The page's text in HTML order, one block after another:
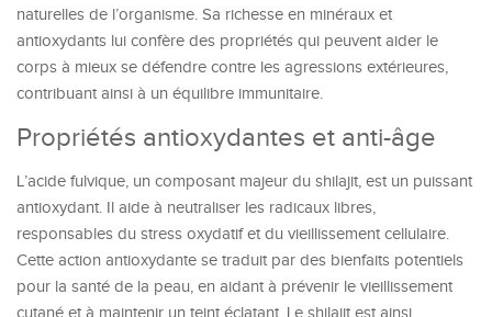
naturelles de l’organisme. Sa richesse en minéraux et
antioxydants lui confère des propriétés qui peuvent aider le
corps à mieux se défendre contre les agressions extérieures,
contribuant ainsi à un équilibre immunitaire.
Propriétés antioxydantes et anti-âge
L’acide fulvique, un composant majeur du shilajit, est un puissant
antioxydant. Il aide à neutraliser les radicaux libres,
responsables du stress oxydatif et du vieillissement cellulaire.
Cette action antioxydante se traduit par des bienfaits potentiels
pour la santé de la peau, en aidant à prévenir le vieillissement